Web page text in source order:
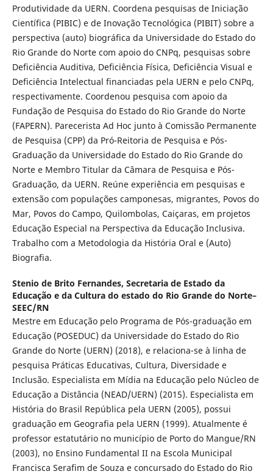
Produtividade da UERN. Coordena pesquisas de Iniciação
Científica (PIBIC) e de Inovação Tecnológica (PIBIT) sobre a
perspectiva (auto) biográfica da Universidade do Estado do
Rio Grande do Norte com apoio do CNPq, pesquisas sobre
Deficiência Auditiva, Deficiência Física, Deficiência Visual e
Deficiência Intelectual financiadas pela UERN e pelo CNPq,
respectivamente. Coordenou pesquisa com apoio da
Fundação de Pesquisa do Estado do Rio Grande do Norte
(FAPERN). Parecerista Ad Hoc junto à Comissão Permanente
de Pesquisa (CPP) da Pró-Reitoria de Pesquisa e Pós-
Graduação da Universidade do Estado do Rio Grande do
Norte e Membro Titular da Câmara de Pesquisa e Pós-
Graduação, da UERN. Reúne experiência em pesquisas e
extensão com populações camponesas, migrantes, Povos do
Mar, Povos do Campo, Quilombolas, Caiçaras, em projetos
Educação Especial na Perspectiva da Educação Inclusiva.
Trabalho com a Metodologia da História Oral e (Auto)
Biografia.
Stenio de Brito Fernandes, Secretaria de Estado da
Educação e da Cultura do estado do Rio Grande do Norte–
SEEC/RN
Mestre em Educação pelo Programa de Pós-graduação em
Educação (POSEDUC) da Universidade do Estado do Rio
Grande do Norte (UERN) (2018), e relaciona-se à linha de
pesquisa Práticas Educativas, Cultura, Diversidade e
Inclusão. Especialista em Mídia na Educação pelo Núcleo de
Educação a Distância (NEAD/UERN) (2015). Especialista em
História do Brasil República pela UERN (2005), possui
graduação em Geografia pela UERN (1999). Atualmente é
professor estatutário no município de Porto do Mangue/RN
(2003), no Ensino Fundamental II na Escola Municipal
Francisca Serafim de Souza e concursado do Estado do Rio